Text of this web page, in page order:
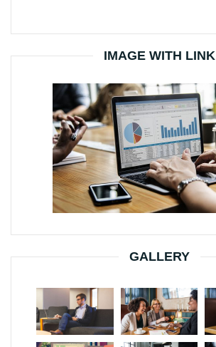
IMAGE WITH LINK
GALLERY